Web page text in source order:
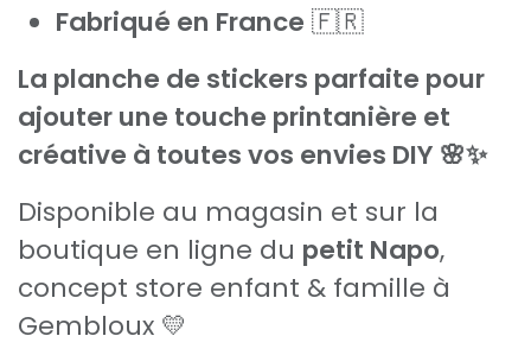
Fabriqué en France 🇫🇷
La planche de stickers parfaite pour
ajouter une touche printanière et
créative à toutes vos envies DIY 🌸✨
Disponible au magasin et sur la
boutique en ligne du petit Napo,
concept store enfant & famille à
Gembloux 💛